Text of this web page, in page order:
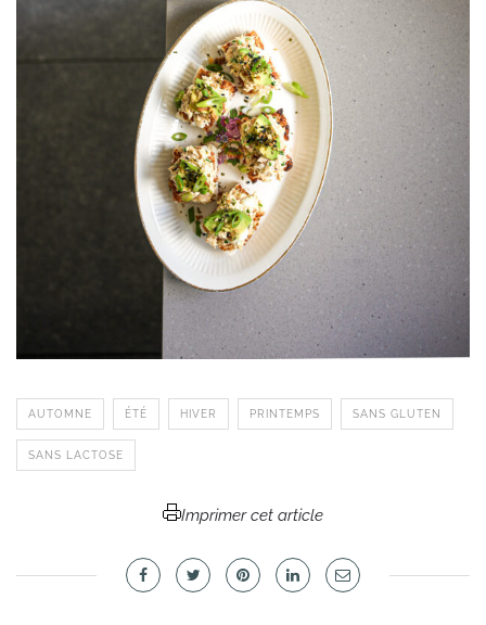
AUTOMNE ÉTÉ HIVER PRINTEMPS SANS GLUTEN
SANS LACTOSE
Imprimer cet article